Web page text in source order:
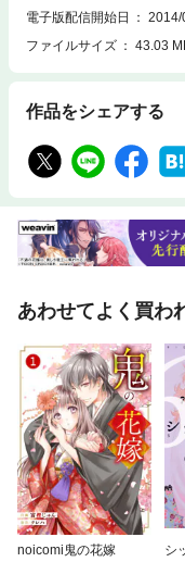
電子版配信開始日
2014/
ファイルサイズ
43.03
作品をシェアする
あわせてよく買わ
noicomi鬼の花嫁 シ